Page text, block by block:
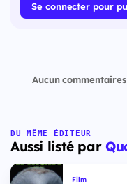
Se connecter pour
Aucun
DU MÊME ÉDITEUR
Aussi listé par
Film